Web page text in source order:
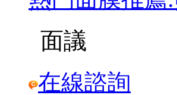
面議
在線諮詢